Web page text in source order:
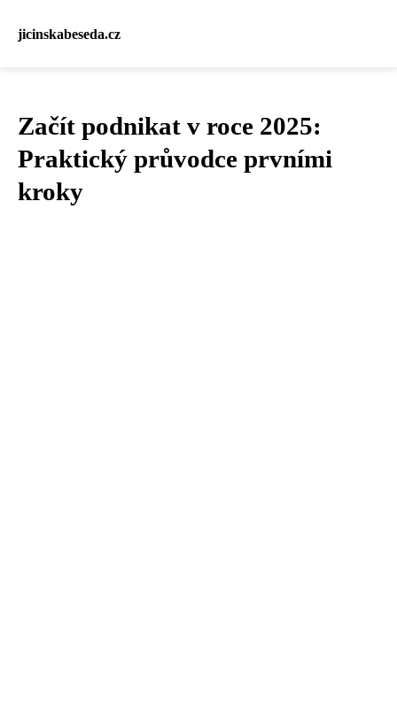
jicinskabeseda.cz
Začít podnikat v roce 2025:
Praktický průvodce prvními
kroky